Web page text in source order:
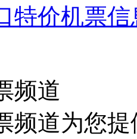
特价机票信
频道
频道为您